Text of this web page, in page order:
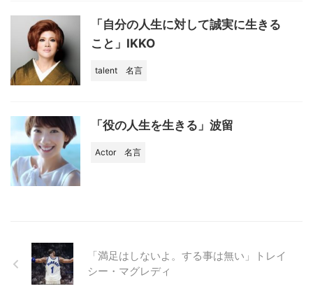
「自分の人生に対して誠実に生きる
こと」IKKO
talent 名言
「役の人生を生きる」波留
Actor 名言
「満足はしないよ。する事は無い」トレイ
シー・マグレディ